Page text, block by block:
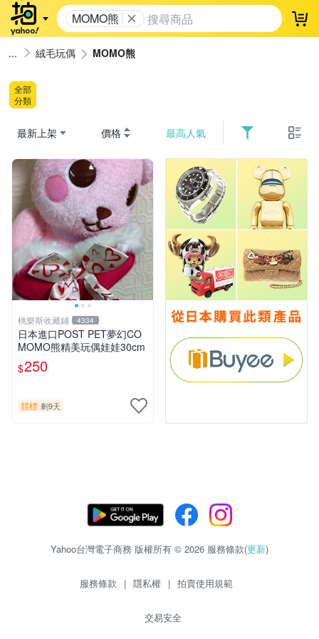
MOMO熊 登
絨毛玩偶 MOMO熊
全部
分類
最新上架 價格 最高人氣
桃樂斯收藏鋪 4334
日本進口POST PET夢幻CO
MOMO熊精美玩偶娃娃30cm
$250
競標 剩9天
Yahoo台灣電子商務 版權所有 © 2026 服務條款(更新)
服務條款 | 隱私權 | 拍賣使用規範
交易安全